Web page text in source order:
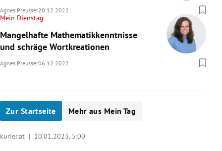
Agnes Preusser20.12.2022
Mein Dienstag
Mangelhafte Mathematikkenntnisse
und schräge Wortkreationen
Agnes Preusser06.12.2022
Zur Startseite Mehr aus Mein Tag
kurier.at | 10.01.2023, 5:00